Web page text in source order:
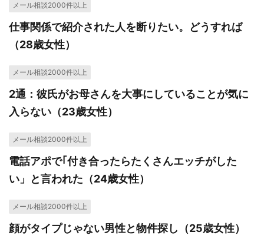
メール相談2000件以上
仕事関係で紹介された人を断りたい。どうすれば
（28歳女性）
メール相談2000件以上
2通：彼氏がお母さんを大事にしていることが気に
入らない（23歳女性）
メール相談2000件以上
電話アポで｢付き合ったらたくさんエッチがした
い」と言われた（24歳女性）
メール相談2000件以上
顔がタイプじゃない男性と物件探し（25歳女性）